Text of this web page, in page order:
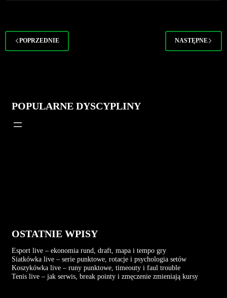
POPRZEDNIE NASTĘPNE
POPULARNE DYSCYPLINY
OSTATNIE WPISY
Esport live – ekonomia rund, draft, mapa i tempo gry
Siatkówka live – serie punktowe, rotacje i psychologia setów
Koszykówka live – runy punktowe, timeouty i faul trouble
Tenis live – jak serwis, break pointy i zmęczenie zmieniają kursy